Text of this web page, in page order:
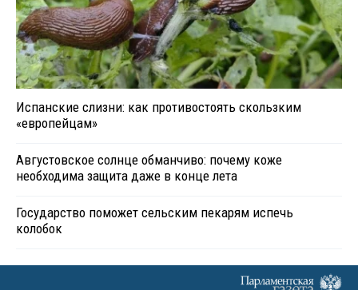
Испанские слизни: как противостоять скользким
«европейцам»
Августовское солнце обманчиво: почему коже
необходима защита даже в конце лета
Государство поможет сельским пекарям испечь
колобок